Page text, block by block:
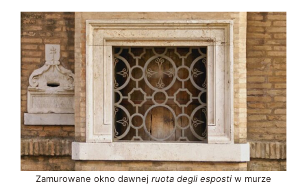
Zamurowane okno dawnej ruota degli esposti w murze